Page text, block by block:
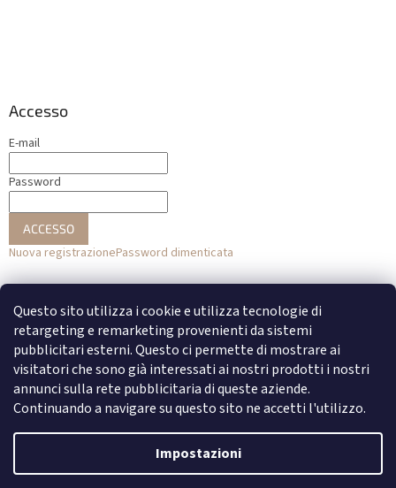
Questo sito utilizza i cookie e utilizza tecnologie di
retargeting e remarketing provenienti da sistemi
pubblicitari esterni. Questo ci permette di mostrare ai
visitatori che sono già interessati ai nostri prodotti i nostri
annunci sulla rete pubblicitaria di queste aziende.
Continuando a navigare su questo sito ne accetti l'utilizzo.
Impostazioni
Accesso
E-mail
Password
ACCESSO
Nuova registrazionePassword dimenticata
o
Accesso con Facebook
Accesso con Google